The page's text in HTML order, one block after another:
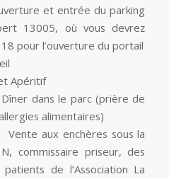
et entrée du parking
13005, où vous devrez
pour l’ouverture du portail
le parc (prière de
alimentaires)
enchères sous la
commissaire priseur, des
de l’Association La